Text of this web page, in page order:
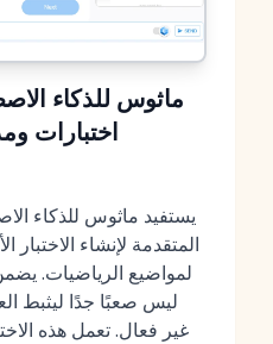
اختبارات
يستفيد ماثوس للذكاء
المتقدمة لإنشاء
لمواضيع الرياضيات.
ليس صعبًا جدًا ليثبط
غير فعال. تعمل هذه